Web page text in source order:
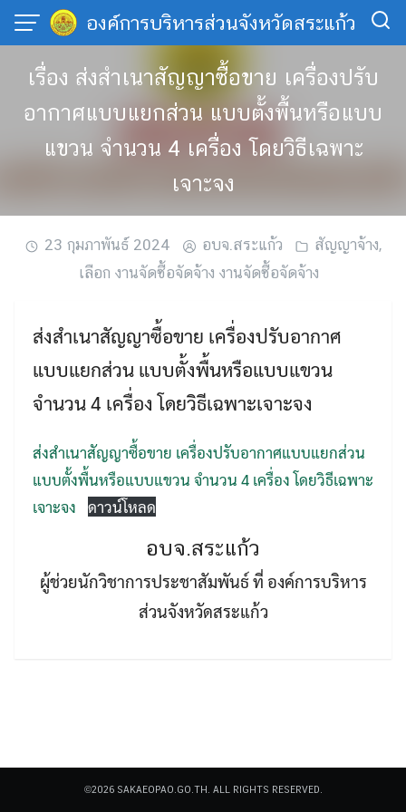
Skip
content
องค์การบริหารส่วนจังหวัดสระแก้ว
Search
เรื่อง ส่งสำเนาสัญญาซื้อขาย เครื่องปรับ
อากาศแบบแยกส่วน แบบตั้งพื้นหรือแบบ
แขวน จำนวน 4 เครื่อง โดยวิธีเฉพาะ
เจาะจง
23 กุมภาพันธ์ 2024 อบจ.สระแก้ว สัญญาจ้าง,
เลือก งานจัดซื้อจัดจ้าง งานจัดซื้อจัดจ้าง
ส่งสำเนาสัญญาซื้อขาย เครื่องปรับอากาศ
แบบแยกส่วน แบบตั้งพื้นหรือแบบแขวน
จำนวน 4 เครื่อง โดยวิธีเฉพาะเจาะจง
ส่งสำเนาสัญญาซื้อขาย เครื่องปรับอากาศแบบแยกส่วน
แบบตั้งพื้นหรือแบบแขวน จำนวน 4 เครื่อง โดยวิธีเฉพาะ
เจาะจง
ดาวน์โหลด
อบจ.สระแก้ว
ผู้ช่วยนักวิชาการประชาสัมพันธ์ ที่ องค์การบริหาร
ส่วนจังหวัดสระแก้ว
©2026 SAKAEOPAO.GO.TH. ALL RIGHTS RESERVED.